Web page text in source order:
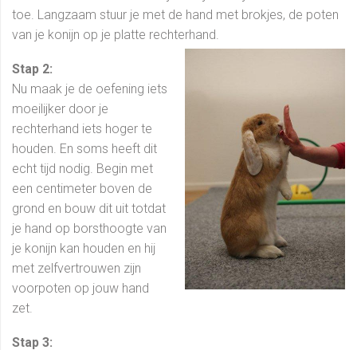
toe. Langzaam stuur je met de hand met brokjes, de poten
van je konijn op je platte rechterhand.
Stap 2:
Nu maak je de oefening iets
moeilijker door je
rechterhand iets hoger te
houden. En soms heeft dit
echt tijd nodig. Begin met
een centimeter boven de
grond en bouw dit uit totdat
je hand op borsthoogte van
je konijn kan houden en hij
met zelfvertrouwen zijn
voorpoten op jouw hand
zet.
Stap 3: